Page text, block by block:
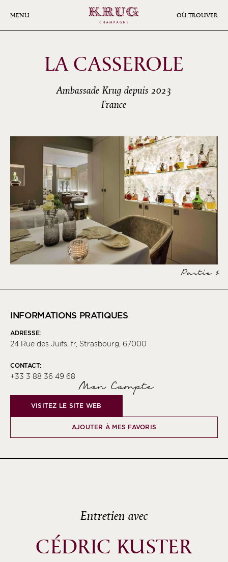
MENU OÙ TROUVER
LA CASSEROLE
Ambassade Krug depuis 2023
France
Partie 1
INFORMATIONS PRATIQUES
ADRESSE:
24 Rue des Juifs, fr, Strasbourg, 67000
CONTACT:
+33 3 88 36 49 68
Mon Compte
VISITEZ LE SITE WEB
AJOUTER À MES FAVORIS
Entretien avec
CÉDRIC KUSTER